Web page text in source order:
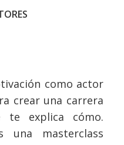
como actor
crear una carrera
te explica cómo.
una masterclass